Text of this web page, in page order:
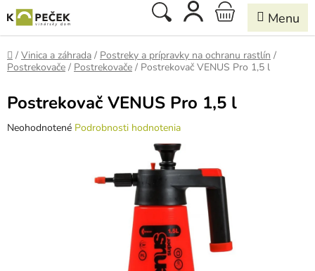
na
obsah
Hľadať
NÁKUPNÝ
KOŠÍK
Domov
/ Vinica a záhrada / Postreky a prípravky na ochranu rastlín /
Postrekovače / Postrekovače / Postrekovač VENUS Pro 1,5 l
Postrekovač VENUS Pro 1,5 l
Priemerné
Neohodnotené Podrobnosti hodnotenia